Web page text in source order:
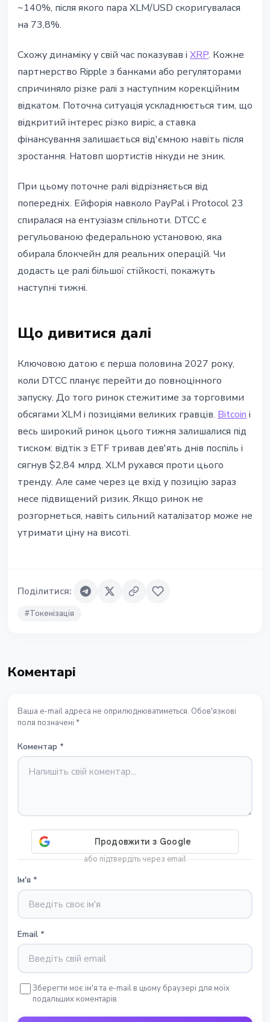
~140%, після якого пара XLM/USD скоригувалася
на 73,8%.
Схожу динаміку у свій час показував і XRP. Кожне
партнерство Ripple з банками або регуляторами
спричиняло різке ралі з наступним корекційним
відкатом. Поточна ситуація ускладнюється тим, що
відкритий інтерес різко виріс, а ставка
фінансування залишається від'ємною навіть після
зростання. Натовп шортистів нікуди не зник.
При цьому поточне ралі відрізняється від
попередніх. Ейфорія навколо PayPal і Protocol 23
спиралася на ентузіазм спільноти. DTCC є
регульованою федеральною установою, яка
обирала блокчейн для реальних операцій. Чи
додасть це ралі більшої стійкості, покажуть
наступні тижні.
Що дивитися далі
Ключовою датою є перша половина 2027 року,
коли DTCC планує перейти до повноцінного
запуску. До того ринок стежитиме за торговими
обсягами XLM і позиціями великих гравців. Bitcoin і
весь широкий ринок цього тижня залишалися під
тиском: відтік з ETF тривав дев'ять днів поспіль і
сягнув $2,84 млрд. XLM рухався проти цього
тренду. Але саме через це вхід у позицію зараз
несе підвищений ризик. Якщо ринок не
розгорнеться, навіть сильний каталізатор може не
утримати ціну на висоті.
Поділитися:
#Токенізація
Коментарі
Ваша e-mail адреса не оприлюднюватиметься. Обов'язкові
поля позначені *
Коментар *
або підтвердіть через email
Ім'я *
Email *
Зберегти моє ім'я та e-mail в цьому браузері для моїх
подальших коментарів